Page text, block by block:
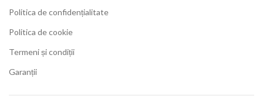
Politica de confidențialitate
Politica de cookie
Termeni și condiții
Garanții